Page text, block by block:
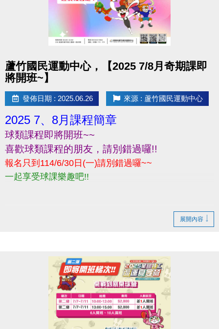
蘆竹國民運動中心，【2025 7/8月奇期課即
將開班~】
發佈日期 : 2025.06.26 來源 : 蘆竹國民運動中心
2025 7、8月課程簡章
球類課程即將開班~~
喜歡球類課程的朋友，請別錯過囉!!
報名只到114/6/30日(一)請別錯過囉~~
一起享受球課樂趣吧!!
展開內容